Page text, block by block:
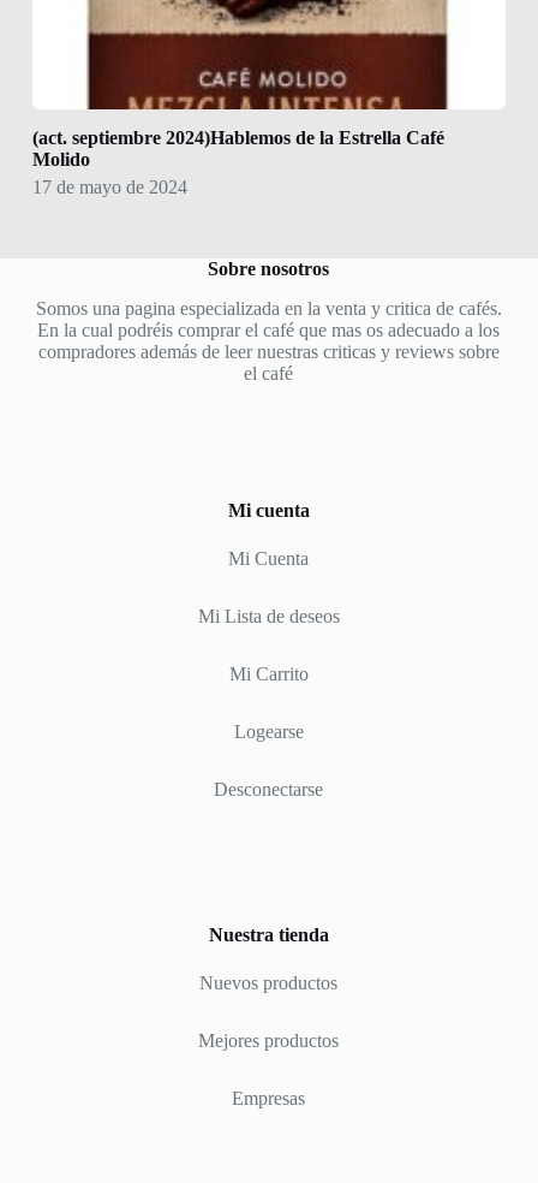
(act. septiembre 2024)Hablemos de la Estrella Café
Molido
17 de mayo de 2024
Sobre nosotros
Somos una pagina especializada en la venta y critica de cafés.
En la cual podréis comprar el café que mas os adecuado a los
compradores además de leer nuestras criticas y reviews sobre
el café
Mi cuenta
Mi Cuenta
Mi Lista de deseos
Mi Carrito
Logearse
Desconectarse
Nuestra tienda
Nuevos productos
Mejores productos
Empresas